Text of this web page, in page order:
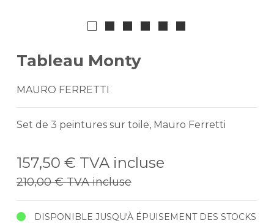
Tableau Monty
MAURO FERRETTI
Set de 3 peintures sur toile, Mauro Ferretti
157,50 € TVA incluse
210,00 €TVA incluse
DISPONIBLE JUSQU'À ÉPUISEMENT DES STOCKS